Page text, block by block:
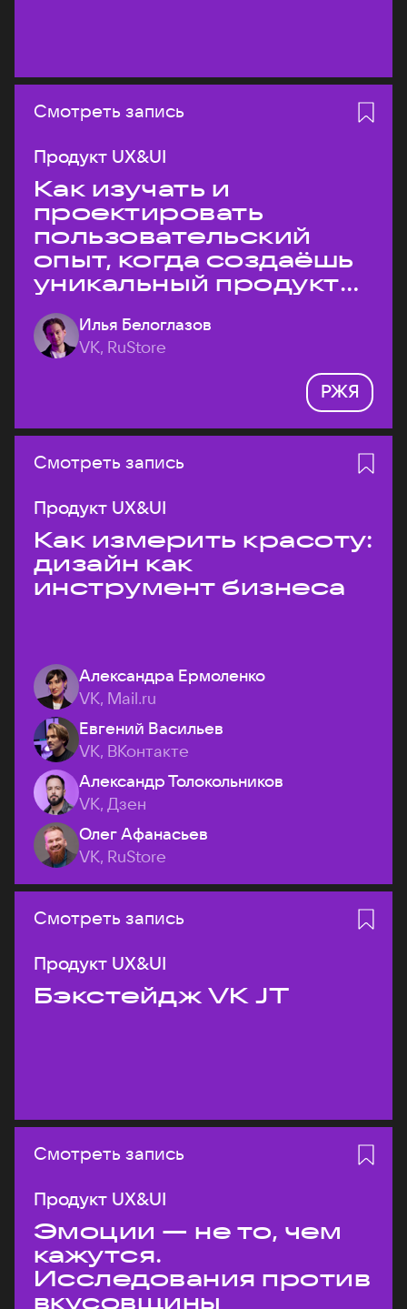
Смотреть запись
Продукт UX&UI
Как изучать и
проектировать
пользовательский
опыт, когда создаёшь
уникальный продукт
на рынке?
Илья Белоглазов
VK, RuStore
РЖЯ
Смотреть запись
Продукт UX&UI
Как измерить красоту:
дизайн как
инструмент бизнеса
Александра Ермоленко
VK, Mail.ru
Евгений Васильев
VK, ВКонтакте
Александр Толокольников
VK, Дзен
Олег Афанасьев
VK, RuStore
Смотреть запись
Продукт UX&UI
Бэкстейдж VK JT
Смотреть запись
Продукт UX&UI
Эмоции — не то, чем
кажутся.
Исследования против
вкусовщины